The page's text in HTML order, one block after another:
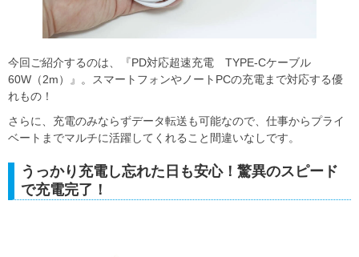
今回ご紹介するのは、『PD対応超速充電 TYPE-Cケーブル
60W（2m）』。スマートフォンやノートPCの充電まで対応する優
れもの！
さらに、充電のみならずデータ転送も可能なので、仕事からプライ
ベートまでマルチに活躍してくれること間違いなしです。
うっかり充電し忘れた日も安心！驚異のスピード
で充電完了！